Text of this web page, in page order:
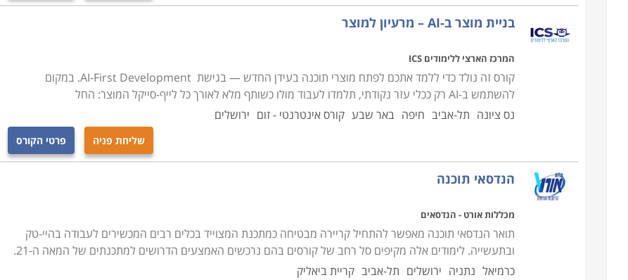
בניית מוצר ב-AI – מרעיון למוצר
המרכז הארצי ללימודים ICS
קורס זה נולד כדי ללמד אתכם לפתח מוצרי תוכנה בעידן החדש — בגישת AI-First Development. במקום
להשתמש ב-AI רק ככלי עזר נקודתי, תלמדו לעבוד מולו כשותף מלא לאורך כל לייף-סייקל המוצר: החל
נס ציונה תל-אביב חיפה באר שבע קורס אינטרנטי - זום ירושלים
שליחת פניה פרטי הקורס
הנדסאי תוכנה
מכללות אורט - הנדסאים
תואר הנדסאי תוכנה מאפשר להתחיל קריירה מבטיחה כמתכנת המצוייד בכלים רבים המכשירים לעבודה בהיי-טק
ובתעשייה. לימודים אלה מקיפים סל רחב של קורסים בהם נרכשים האמצעים הדרושים למתכנתים של המאה ה-21.
כרמיאל נתניה ירושלים תל-אביב קריית ביאליק